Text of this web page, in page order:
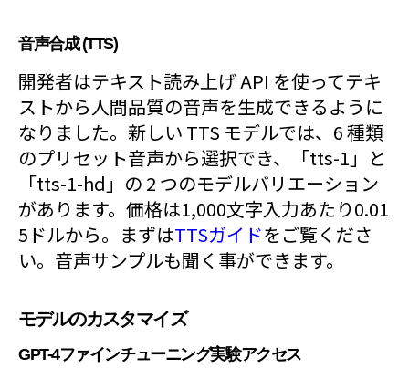
音声合成 (TTS)
開発者はテキスト読み上げ API を使ってテキ
ストから人間品質の音声を生成できるように
なりました。新しい TTS モデルでは、6 種類
のプリセット音声から選択でき、「tts-1」と
「tts-1-hd」の 2 つのモデルバリエーション
があります。価格は1,000文字入力あたり0.01
5ドルから。まずはTTSガイドをご覧くださ
い。音声サンプルも聞く事ができます。
モデルのカスタマイズ
GPT-4ファインチューニング実験アクセス